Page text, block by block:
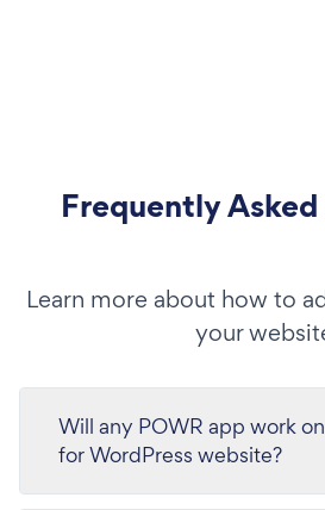
Frequently
Learn more about how to
your
Will any POWR app work
for WordPress website?